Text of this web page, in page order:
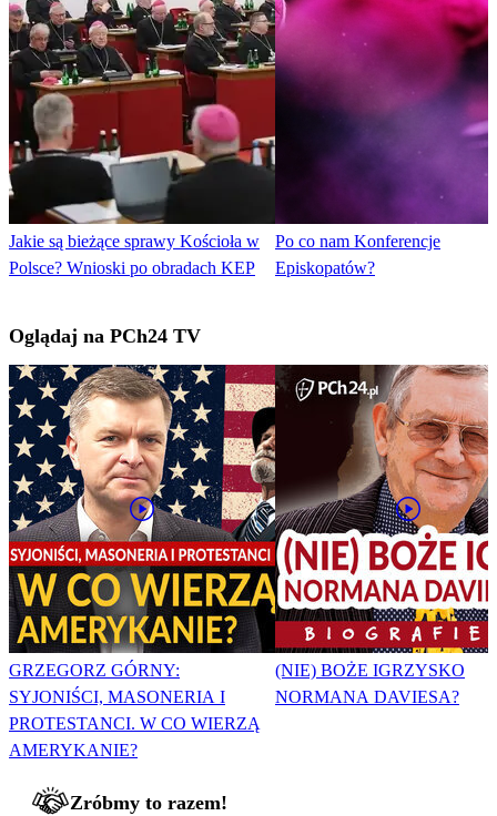
Jakie są bieżące sprawy Kościoła w
Polsce? Wnioski po obradach KEP
Po co nam Konferencje
Episkopatów?
Oglądaj na PCh24 TV
GRZEGORZ GÓRNY:
SYJONIŚCI, MASONERIA I
PROTESTANCI. W CO WIERZĄ
AMERYKANIE?
(NIE) BOŻE IGRZYSKO
NORMANA DAVIESA?
Zróbmy to razem!